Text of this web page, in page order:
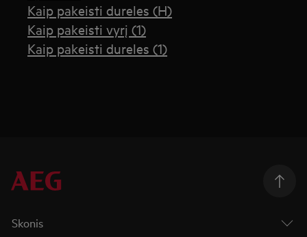
Kaip pakeisti dureles (H)
Kaip pakeisti vyrį (1)
Kaip pakeisti dureles (1)
Skonis